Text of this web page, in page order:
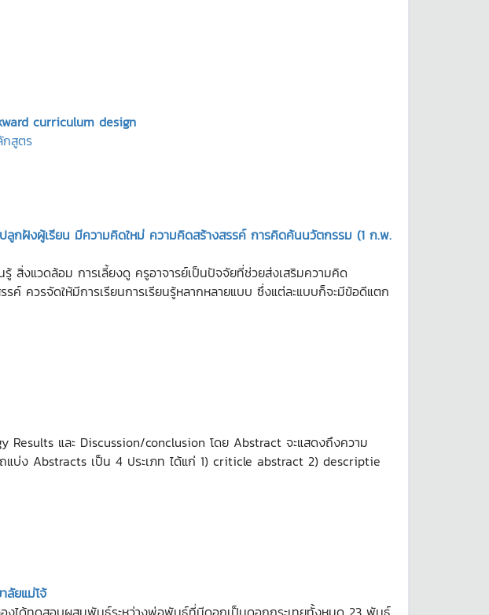
curriculum design
สูตร
ลูกฝังผู้เรียน มีความคิดใหม่ ความคิดสร้างสรรค์ การคิดค้นนวัตกรรม (1 ก.พ.
สิ่งแวดล้อม การเลี้ยงดู ครูอาจารย์เป็นปัจจัยที่ช่วยส่งเสริมความคิด
ค์ ควรจัดให้มีการเรียนการเรียนรู้หลากหลายแบบ ซึ่งแต่ละแบบก็จะมีข้อดีแตก
และ Discussion/conclusion โดย Abstract จะแสดงถึงความ
ถแบ่ง Abstracts เป็น 4 ประเภท ได้แก่ 1) criticle abstract 2) descriptie
ลัยแม่โจ้